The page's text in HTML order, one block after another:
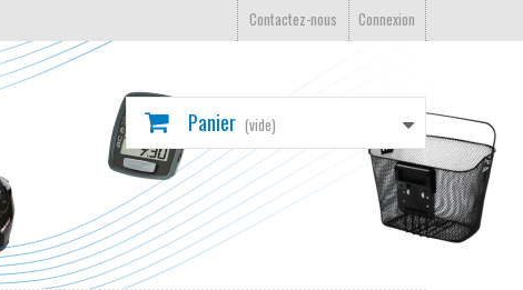
Connexion
Contactez-nous
Panier (vide)